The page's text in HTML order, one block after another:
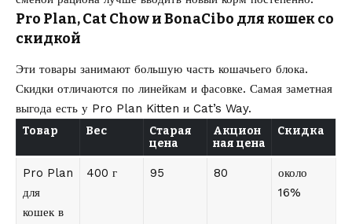
Pro Plan, Cat Chow и BonaCibo для кошек со
скидкой
Эти товары занимают большую часть кошачьего блока.
Скидки отличаются по линейкам и фасовке. Самая заметная
выгода есть у Pro Plan Kitten и Cat’s Way.
Товар Вес
Старая
цена
Акцион
ная цена
Скидка
Pro Plan
для
кошек в
400 г 95 80
около
16%